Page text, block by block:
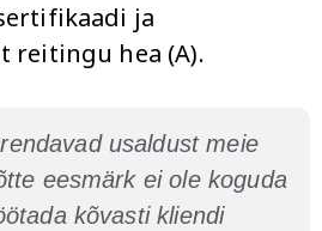
ja
reitingu hea (A).
usaldust meie
eesmärk ei ole koguda
kõvasti kliendi